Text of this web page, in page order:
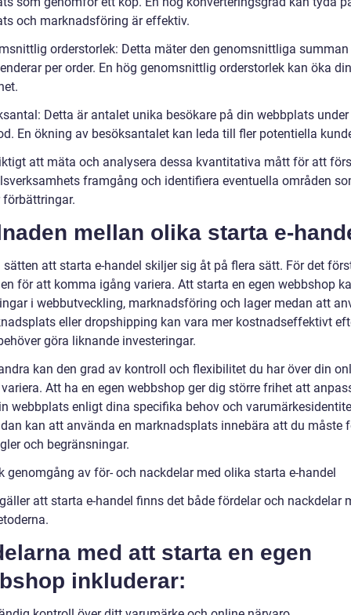
och marknadsföring är effektiv.
orderstorlek: Detta mäter den genomsnittliga
per order. En hög genomsnittlig orderstorlek kan öka din
Detta är antalet unika besökare på din webbplats
En ökning av besöksantalet kan leda till fler potentiella
att mäta och analysera dessa kvantitativa mått för att
framgång och identifiera eventuella områden
förbättringar.
mellan olika starta e-
sätten att starta e-handel skiljer sig åt på flera sätt. För det
för att komma igång variera. Att starta en egen webbshop
i webbutveckling, marknadsföring och lager medan att
eller dropshipping kan vara mer kostnadseffektivt
göra liknande investeringar.
kan den grad av kontroll och flexibilitet du har över din
Att ha en egen webbshop ger dig större frihet att
webbplats enligt dina specifika behov och
kan att använda en marknadsplats innebära att du måste
och begränsningar.
genomgång av för- och nackdelar med olika starta e-handel
att starta e-handel finns det både fördelar och nackdelar
med att starta en egen
inkluderar: